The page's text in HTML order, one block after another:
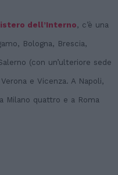
dell’Interno, c’è una
Bologna, Brescia,
(con un’ulteriore sede
e Vicenza. A Napoli,
Milano quattro e a Roma